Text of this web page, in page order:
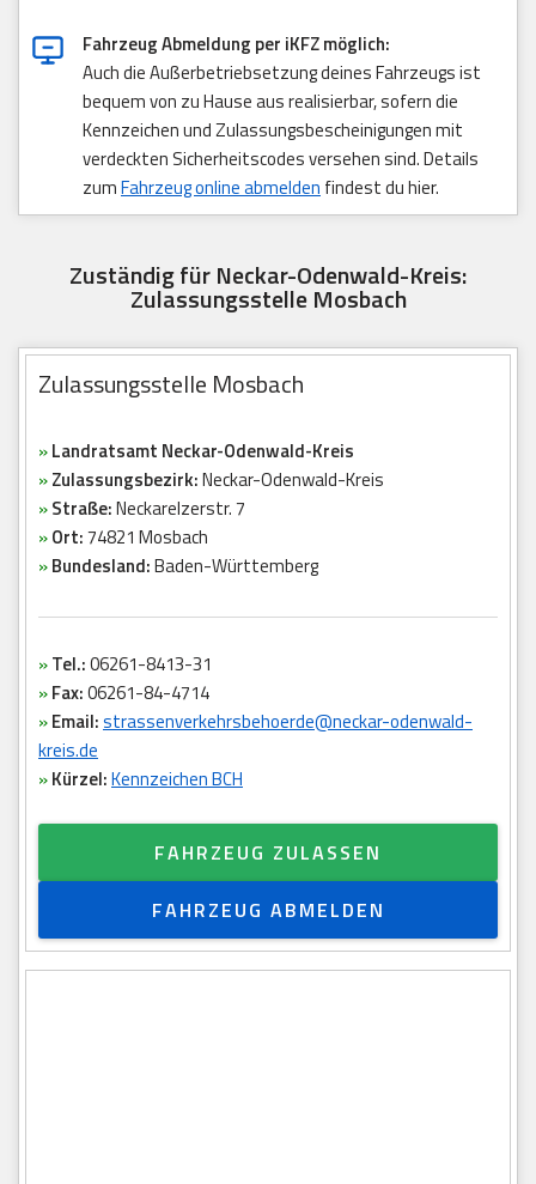
Fahrzeug Abmeldung per iKFZ möglich:
Auch die Außerbetriebsetzung deines Fahrzeugs ist
bequem von zu Hause aus realisierbar, sofern die
Kennzeichen und Zulassungsbescheinigungen mit
verdeckten Sicherheitscodes versehen sind. Details
zumFahrzeug online abmelden findest du hier.
Zuständig für Neckar-Odenwald-Kreis:
Zulassungsstelle Mosbach
Zulassungsstelle Mosbach
»Landratsamt Neckar-Odenwald-Kreis
»Zulassungsbezirk:Neckar-Odenwald-Kreis
»Straße:Neckarelzerstr. 7
»Ort:74821 Mosbach
»Bundesland:Baden-Württemberg
»Tel.:06261-8413-31
»Fax:06261-84-4714
»Email:strassenverkehrsbehoerde@neckar-odenwald-
kreis.de
»Kürzel:Kennzeichen BCH
FAHRZEUG ZULASSEN
FAHRZEUG ABMELDEN